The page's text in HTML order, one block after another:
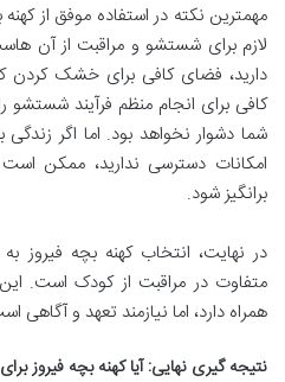
مهمترین نکته در استفاده موفق از
لازم برای شستشو و مراقبت از آن
دارید، فضای کافی برای خشک
کافی برای انجام منظم فرآیند شستشو را
شما دشوار نخواهد بود. اما اگر زندگی
امکانات دسترسی ندارید، ممکن
برانگیز شود.
در نهایت، انتخاب کهنه بچه
متفاوت در مراقبت از کودک است.
همراه دارد، اما نیازمند تعهد و آگاهی
نتیجه گیری نهایی: آیا کهنه بچه فیروز